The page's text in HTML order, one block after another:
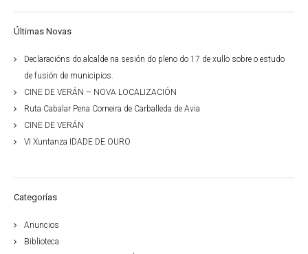
Últimas Novas
Declaracións do alcalde na sesión do pleno do 17 de xullo sobre o estudo
de fusión de municipios.
CINE DE VERÁN – NOVA LOCALIZACIÓN
Ruta Cabalar Pena Corneira de Carballeda de Avia
CINE DE VERÁN
VI Xuntanza IDADE DE OURO
Categorías
Anuncios
Biblioteca